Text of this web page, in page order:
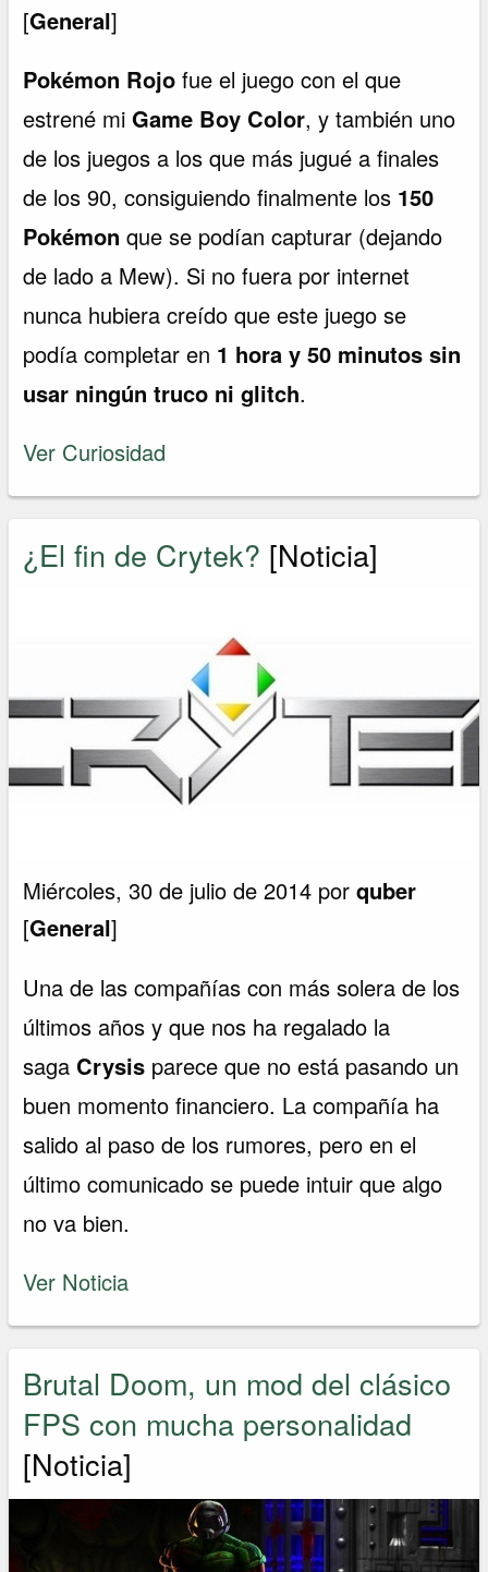
[General]
Pokémon Rojo fue el juego con el que
estrené miGame Boy Color, y también uno
de los juegos a los que más jugué a finales
de los 90, consiguiendo finalmente los 150
Pokémon que se podían capturar (dejando
de lado a Mew). Si no fuera por internet
nunca hubiera creído que este juego se
podía completar en 1 hora y 50 minutos sin
usar ningún truco ni glitch.
Ver Curiosidad
¿El fin de Crytek? [Noticia]
Miércoles, 30 de julio de 2014 porquber
[General]
Una de las compañías con más solera de los
últimos años y que nos ha regalado la
saga Crysis parece que no está pasando un
buen momento financiero. La compañía ha
salido al paso de los rumores, pero en el
último comunicado se puede intuir que algo
no va bien.
Ver Noticia
Brutal Doom, un mod del clásico
FPS con mucha personalidad
[Noticia]